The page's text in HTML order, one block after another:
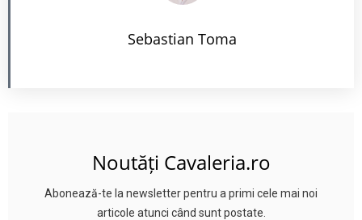
Sebastian Toma
Noutăți Cavaleria.ro
Abonează-te la newsletter pentru a primi cele mai noi
articole atunci când sunt postate.